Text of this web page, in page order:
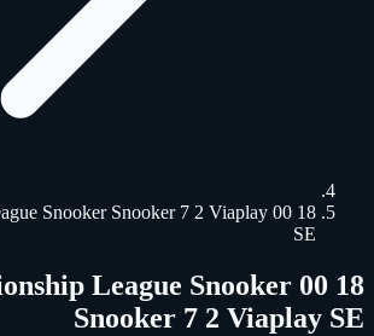
League Snooker Snooker 7 2 Viaplay
SE
League Snooker
Snooker 7 2 Viaplay SE